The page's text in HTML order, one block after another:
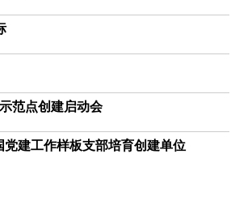
范点创建启动会
建工作样板支部培育创建单位